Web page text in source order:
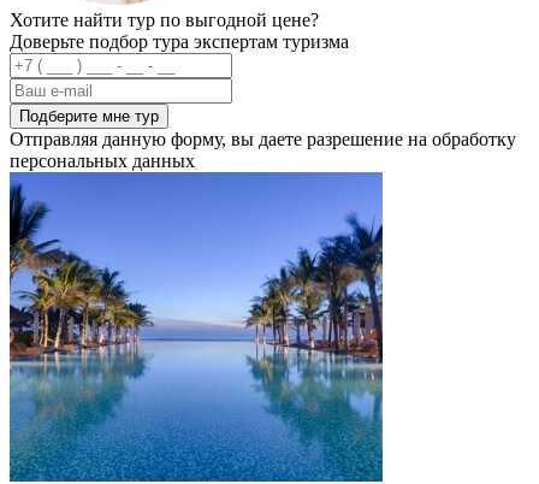
Хотите найти тур по выгодной цене?
Доверьте подбор тура экспертам туризма
Подберите мне тур
Отправляя данную форму, вы даете разрешение на обработку
персональных данных